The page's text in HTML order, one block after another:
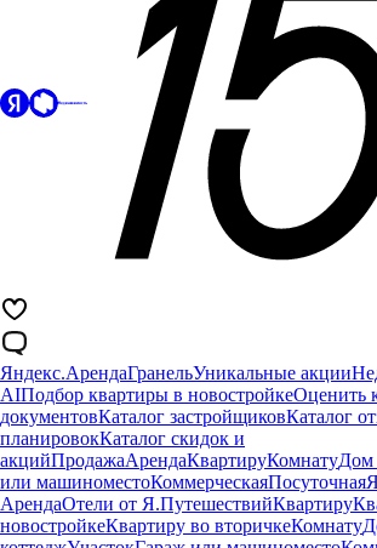
Яндекс.АрендаГранельУникальные акции
AIПодбор квартиры в новостройкеОценить
документовКаталог застройщиковКаталог
планировокКаталог скидок и
акцийПродажаАрендаКвартируКомнатуДом
или машиноместоКоммерческаяПосуточная
АрендаОтели от Я.ПутешествийКвартиру
новостройкеКвартиру во вторичкеКомнату